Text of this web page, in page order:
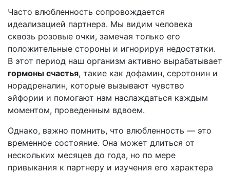
Часто влюбленность сопровождается
идеализацией партнера. Мы видим человека
сквозь розовые очки, замечая только его
положительные стороны и игнорируя недостатки.
В этот период наш организм активно вырабатывает
гормоны счастья, такие как дофамин, серотонин и
норадреналин, которые вызывают чувство
эйфории и помогают нам наслаждаться каждым
моментом, проведенным вдвоем.
Однако, важно помнить, что влюбленность — это
временное состояние. Она может длиться от
нескольких месяцев до года, но по мере
привыкания к партнеру и изучения его характера